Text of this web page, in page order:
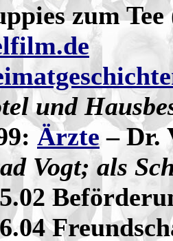
zum Tee
und
Ärzte– Dr.
Vogt; als